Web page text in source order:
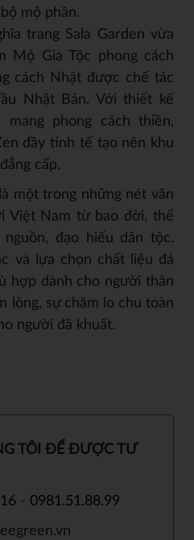
mộ phần.
trang Sala Garden vừa
Mộ Gia Tộc phong cách
cách Nhật được chế tác
Nhật Bản. Với thiết kế
mang phong cách thiền,
đầy tinh tế tạo nên khu
cấp.
một trong những nét văn
Việt Nam từ bao đời, thể
đạo hiếu dân tộc.
và lựa chọn chất liệu đá
hợp dành cho người thân
lòng, sự chăm lo chu toàn
người đã khuất.
TÔI ĐỂ ĐƯỢC TƯ
- 0981.51.88.99